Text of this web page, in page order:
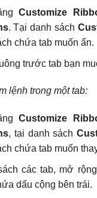
Customize
. Tại danh sách
chứa tab muốn ẩn.
trước tab bạn
lệnh trong một tab:
Customize
, tại danh sách
chứa tab muốn
các tab, mở
dấu cộng bên trái.